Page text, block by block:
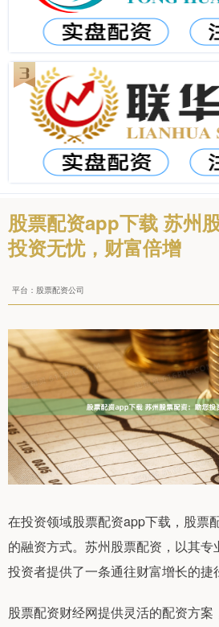
股票配资app下载 苏州
投资无忧，财富倍增
平台：股票配资公司
在投资领域股票配资app下载，股票
的融资方式。苏州股票配资，以其
投资者提供了一条通往财富增长的捷
股票配资财经网提供灵活的配资方